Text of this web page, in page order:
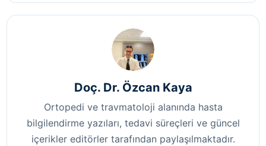
Doç. Dr. Özcan Kaya
Ortopedi ve travmatoloji alanında hasta
bilgilendirme yazıları, tedavi süreçleri ve güncel
içerikler editörler tarafından paylaşılmaktadır.